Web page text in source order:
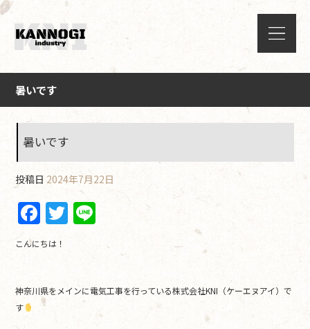
暑いです
暑いです
投稿日 2024年7月22日
F
a
c
e
b
T
w
er
e
こんにちは！
神奈川県をメインに電気工事を行っている株式会社KNI（ケーエヌアイ）で
す